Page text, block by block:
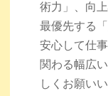
術力」、向
最優先する
安心して仕
関わる幅広
しくお願い